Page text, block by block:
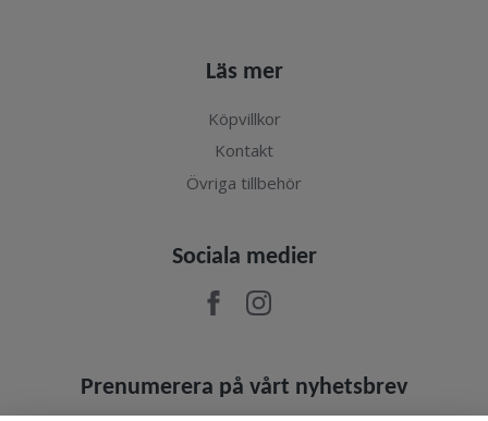
Läs mer
Köpvillkor
Kontakt
Övriga tillbehör
Sociala medier
Prenumerera på vårt nyhetsbrev